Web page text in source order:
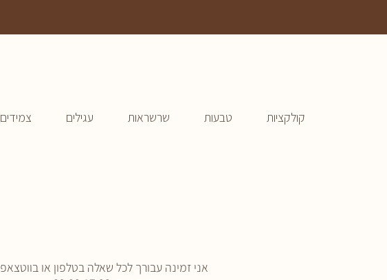
קולקציות טבעות שרשראות עגילים צמידים
אני זמינה עבורך לכל שאלה בטלפון או בווטצאפ